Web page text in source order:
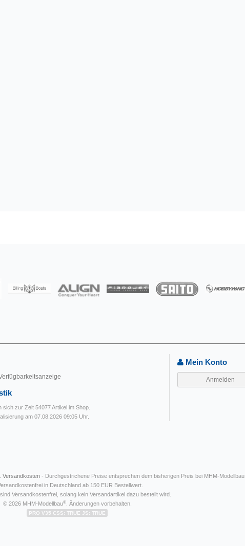
sich zur Zeit 54077 Artikel im Shop.
am 07.08.2026 09:05 Uhr.
Mein Konto
Anmelden
Versandkosten - Durchgestrichene Preise entsprechen dem bisherigen Preis bei MHM-Modellbau
in Deutschland ab 150 EUR Bestellwert.
Versandkostenfrei, solang kein Versandartikel dazu bestellt wird.
© 2026 MHM-Modellbau®. Änderungen vorbehalten.
PRO V35 CSS: TRUE JS: TRUE